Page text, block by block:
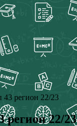
регион 22/23
22/23